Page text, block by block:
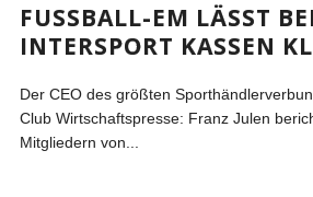
FUSSBALL-EM LÄSST BEI
NTERSPORT KASSEN
Der CEO des größten
Club Wirtschaftspresse: Franz Julen
Mitgliedern von...